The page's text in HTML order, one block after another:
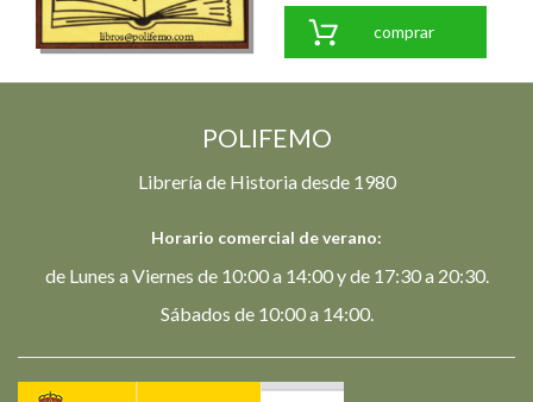
comprar
POLIFEMO
Librería de Historia desde 1980
Horario comercial de verano:
de Lunes a Viernes de 10:00 a 14:00 y de 17:30 a 20:30.
Sábados de 10:00 a 14:00.